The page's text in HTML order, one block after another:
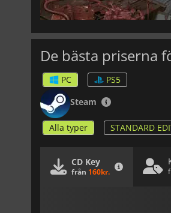
De bästa priserna
PC
PS5
Steam
Alla typer STANDARD
CD Key
från 160kr.